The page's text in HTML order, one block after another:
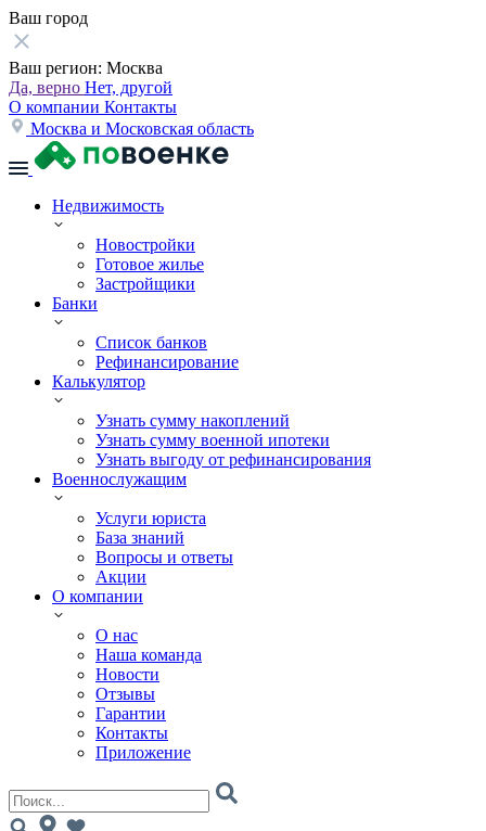
Ваш город
Ваш регион: Москва
Да, верно Нет, другой
О компании Контакты
Москва и Московская область
Недвижимость
Новостройки
Готовое жилье
Застройщики
Банки
Список банков
Рефинансирование
Калькулятор
Узнать сумму накоплений
Узнать сумму военной ипотеки
Узнать выгоду от рефинансирования
Военнослужащим
Услуги юриста
База знаний
Вопросы и ответы
Акции
О компании
О нас
Наша команда
Новости
Отзывы
Гарантии
Контакты
Приложение